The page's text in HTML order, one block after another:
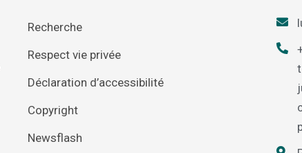
Recherche
Respect vie privée
Déclaration d’accessibilité
Copyright
Newsflash